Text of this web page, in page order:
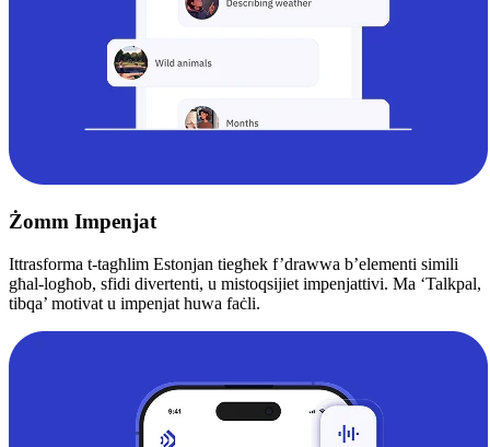
Żomm Impenjat
Ittrasforma t-tagħlim Estonjan tiegħek f’drawwa b’elementi simili
għal-logħob, sfidi divertenti, u mistoqsijiet impenjattivi. Ma ‘Talkpal,
tibqa’ motivat u impenjat huwa faċli.